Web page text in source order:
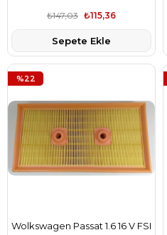
₺115,36
₺147,03
Sepete Ekle
Wolkswagen Passat 1.6 16 V FSI
%22